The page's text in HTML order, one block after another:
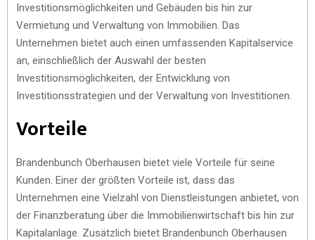
Investitionsmöglichkeiten und Gebäuden bis hin zur
Vermietung und Verwaltung von Immobilien. Das
Unternehmen bietet auch einen umfassenden Kapitalservice
an, einschließlich der Auswahl der besten
Investitionsmöglichkeiten, der Entwicklung von
Investitionsstrategien und der Verwaltung von Investitionen.
Vorteile
Brandenbunch Oberhausen bietet viele Vorteile für seine
Kunden. Einer der größten Vorteile ist, dass das
Unternehmen eine Vielzahl von Dienstleistungen anbietet, von
der Finanzberatung über die Immobilienwirtschaft bis hin zur
Kapitalanlage. Zusätzlich bietet Brandenbunch Oberhausen